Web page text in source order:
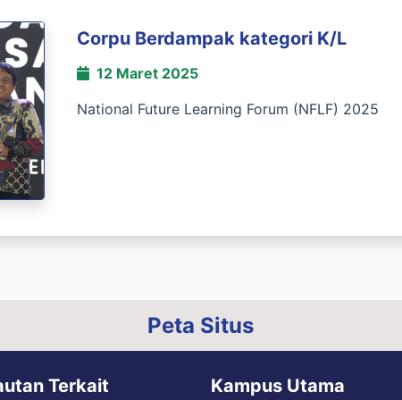
Corpu Berdampak kategori K/L
12 Maret 2025
National Future Learning Forum (NFLF) 2025
Peta Situs
Terkait Kampus Utama